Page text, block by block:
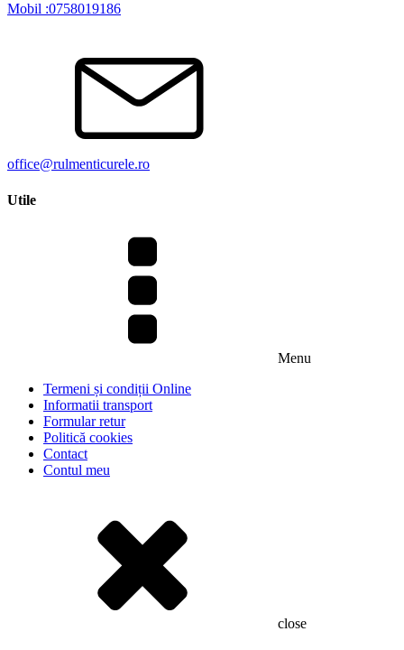
Mobil :0758019186
office@rulmenticurele.ro
Utile
Menu
Termeni și condiții Online
Informatii transport
Formular retur
Politică cookies
Contact
Contul meu
close